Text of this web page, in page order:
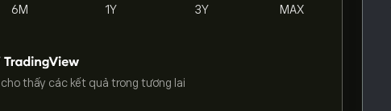
6M 1Y 3Y MAX
thấy các kết quả trong tương lai